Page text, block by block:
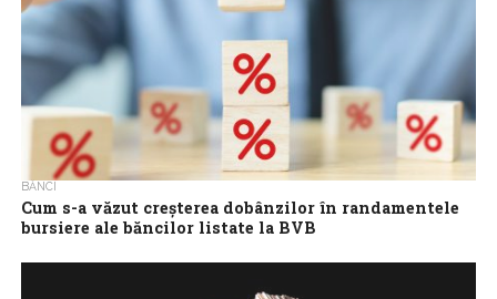
BĂNCI
Cum s-a văzut creșterea dobânzilor în randamentele
bursiere ale băncilor listate la BVB